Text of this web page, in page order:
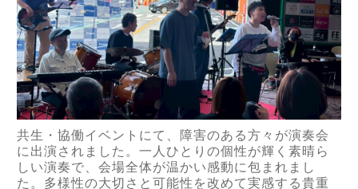
共生・協働イベントにて、障害のある方々が演奏会
に出演されました。一人ひとりの個性が輝く素晴ら
しい演奏で、会場全体が温かい感動に包まれまし
た。多様性の大切さと可能性を改めて実感する貴重